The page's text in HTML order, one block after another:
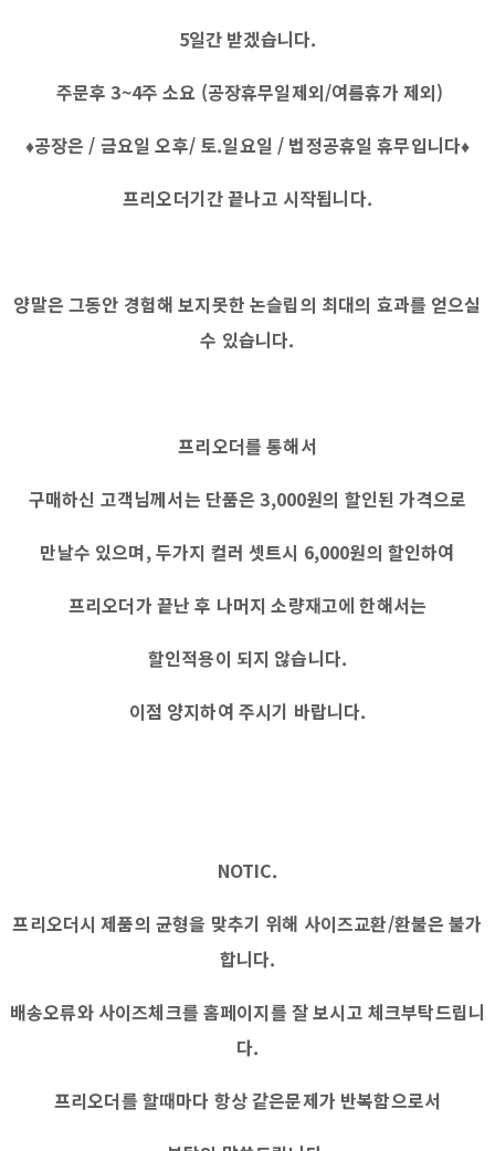
5일간 받겠습니다.
주문후 3~4주 소요 (공장휴무일제외/여름휴가 제외)
♦공장은 / 금요일 오후/ 토.일요일 / 법정공휴일 휴무입니다♦
프리오더기간 끝나고 시작됩니다.
양말은 그동안 경험해 보지못한 논슬립의 최대의 효과를 얻으실
수 있습니다.
프리오더를 통해서
구매하신 고객님께서는 단품은 3,000원의 할인된 가격으로
만날수 있으며, 두가지 컬러 셋트시 6,000원의 할인하여
프리오더가 끝난 후 나머지 소량재고에 한해서는
할인적용이 되지 않습니다.
이점 양지하여 주시기 바랍니다.
NOTIC.
프리오더시 제품의 균형을 맞추기 위해 사이즈교환/환불은 불가
합니다.
배송오류와 사이즈체크를 홈페이지를 잘 보시고 체크부탁드립니
다.
프리오더를 할때마다 항상 같은문제가 반복함으로서